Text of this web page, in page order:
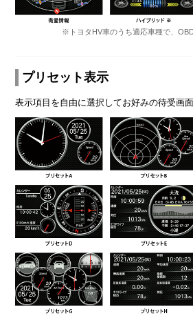
※トヨタHV車のうち適応車種で、
プリセット表示
表示項目を自由に選択してお好みの待受画面